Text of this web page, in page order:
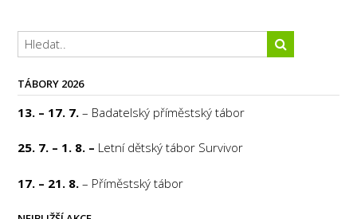
TÁBORY 2026
13. – 17. 7. – Badatelský příměstský tábor
25. 7. – 1. 8. – Letní dětský tábor Survivor
17. – 21. 8. – Příměstský tábor